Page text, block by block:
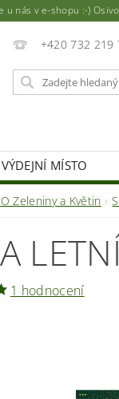
v e-shopu :-)
+420 732 219
VÝDEJNÍ MÍSTO
Zeleniny a Květin
1 hodnocení